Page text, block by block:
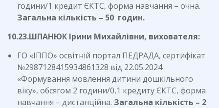
години/1 кредит ЄКТС, форма навчання – очна.
Загальна кількість – 50 годин.
10.23.ШПАНЮК Ірини Михайлівни, вихователя:
ГО «ІППО» освітній портал ПЕДРАДА, сертифікат
№2987128415934861328 від 22.05.2024
«Формування мовлення дитини дошкільного
віку», обсягом 2 години/0,1 кредиту ЄКТС, форма
навчання – дистанційна. Загальна кількість – 2